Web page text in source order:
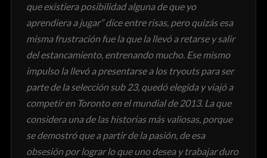
que existiera posibilidad alguna de que yo
aprendiera a jugar” dice entre risas, pero quizás esa
misma frustración fue la que la llevó a retarse y salir
del estancamiento, entrenando mucho. Ese mismo
impulso la llevó a presentarse a los tryouts para ser
parte de la selección sub 23, quedó elegida y viajó a
competir en Toronto en el mundial de 2013. La que
considera una de las historias más valiosas, porque
se demostró que a partir de la pasión, de esa
obsesión por lograr lo que uno desea y trabajar duro